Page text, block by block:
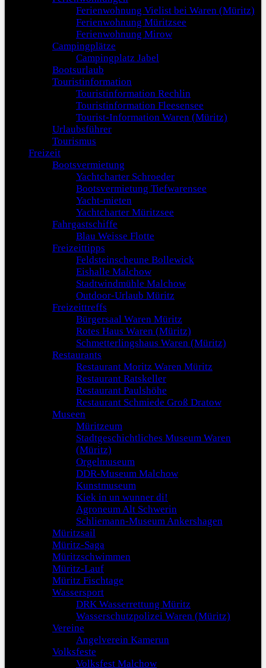
Ferienwohnung Vielist bei Waren (Müritz)
Ferienwohnung Müritzsee
Ferienwohnung Mirow
Campingplätze
Campingplatz Jabel
Bootsurlaub
Touristinformation
Touristinformation Rechlin
Touristinformation Fleesensee
Tourist-Information Waren (Müritz)
Urlaubsführer
Tourismus
Freizeit
Bootsvermietung
Yachtcharter Schroeder
Bootsvermietung Tiefwarensee
Yacht-mieten
Yachtcharter Müritzsee
Fahrgastschiffe
Blau Weisse Flotte
Freizeittipps
Feldsteinscheune Bollewick
Eishalle Malchow
Stadtwindmühle Malchow
Outdoor-Urlaub Müritz
Freizeittreffs
Bürgersaal Waren Müritz
Rotes Haus Waren (Müritz)
Schmetterlingshaus Waren (Müritz)
Restaurants
Restaurant Moritz Waren Müritz
Restaurant Ratskeller
Restaurant Paulshöhe
Restaurant Schmiede Groß Dratow
Museen
Müritzeum
Stadtgeschichtliches Museum Waren
(Müritz)
Orgelmuseum
DDR-Museum Malchow
Kunstmuseum
Kiek in un wunner di!
Agroneum Alt Schwerin
Schliemann-Museum Ankershagen
Müritzsail
Müritz-Saga
Müritzschwimmen
Müritz-Lauf
Müritz Fischtage
Wassersport
DRK Wasserrettung Müritz
Wasserschutzpolizei Waren (Müritz)
Vereine
Angelverein Kamerun
Volksfeste
Volksfest Malchow